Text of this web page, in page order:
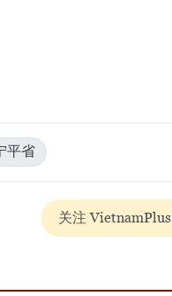
平省
关注 VietnamPlus